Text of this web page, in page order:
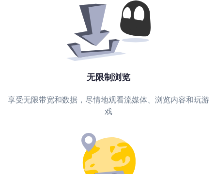
无限制浏览
享受无限带宽和数据，尽情地观看流媒体、浏览内容和玩游
戏